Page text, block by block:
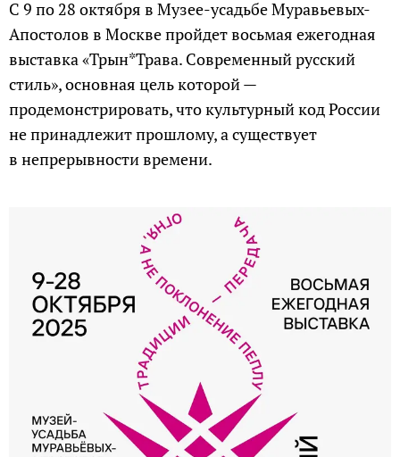
С 9 по 28 октября в Музее-усадьбе Муравьевых-
Апостолов в Москве пройдет восьмая ежегодная
выставка «Трын*Трава. Современный русский
стиль», основная цель которой —
продемонстрировать, что культурный код России
не принадлежит прошлому, а существует
в непрерывности времени.